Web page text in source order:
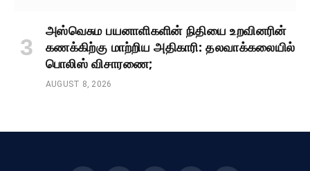
அஸ்வெசும பயனாளிகளின் நிதியை உறவினரின்
கணக்கிற்கு மாற்றிய அதிகாரி: தலவாக்கலையில்
பொலிஸ் விசாரணை;
AUGUST 8, 2026